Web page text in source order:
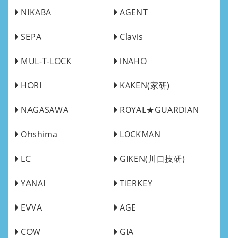
NIKABA AGENT
SEPA Clavis
MUL-T-LOCK iNAHO
HORI KAKEN(家研)
NAGASAWA ROYAL★GUARDIAN
Ohshima LOCKMAN
LC GIKEN(川口技研)
YANAI TIERKEY
EVVA AGE
COW GIA